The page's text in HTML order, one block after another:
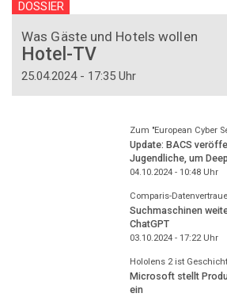
DOSSIER
Was Gäste und Hotels wollen
Hotel-TV
25.04.2024 - 17:35 Uhr
Zum "European Cyber
Update: BACS
Jugendliche, um
04.10.2024 - 10:48Uhr
Comparis-
Suchmaschinen
ChatGPT
03.10.2024 - 17:22Uhr
Hololens 2 ist
Microsoft stellt
ein